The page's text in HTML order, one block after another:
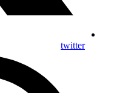
twitter